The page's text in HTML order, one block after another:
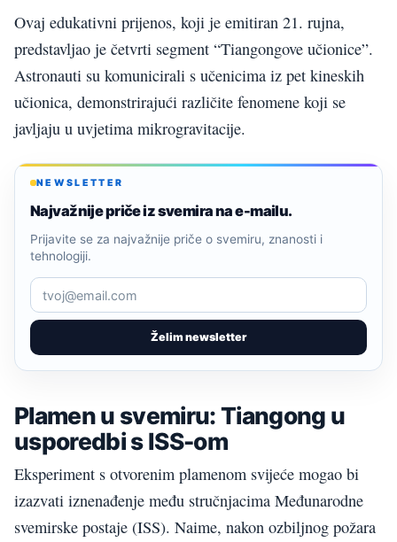
Ovaj edukativni prijenos, koji je emitiran 21. rujna,
predstavljao je četvrti segment “Tiangongove učionice”.
Astronauti su komunicirali s učenicima iz pet kineskih
učionica, demonstrirajući različite fenomene koji se
javljaju u uvjetima mikrogravitacije.
NEWSLETTER
Najvažnije priče iz svemira na e-mailu.
Želim newsletter
Prijavite se za najvažnije priče o svemiru, znanosti i
tehnologiji.
Plamen u svemiru: Tiangong u
usporedbi s ISS-om
Eksperiment s otvorenim plamenom svijeće mogao bi
izazvati iznenađenje među stručnjacima Međunarodne
svemirske postaje (ISS). Naime, nakon ozbiljnog požara